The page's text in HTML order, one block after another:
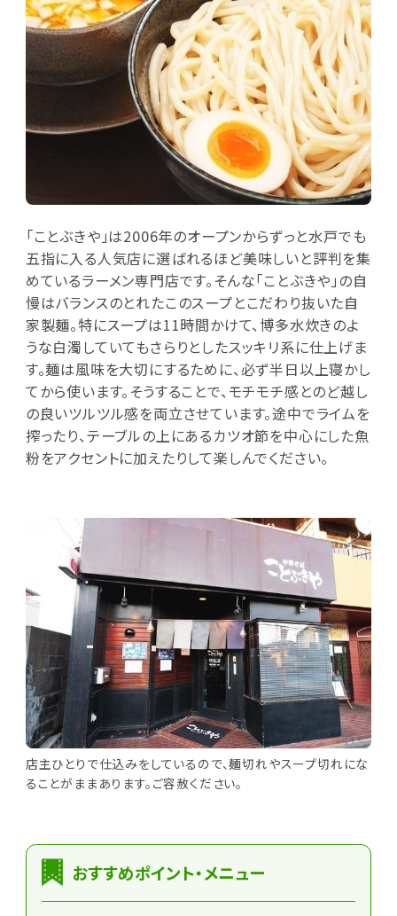
「ことぶきや」は2006年のオープンからずっと水戸でも
五指に入る人気店に選ばれるほど美味しいと評判を集
めているラーメン専門店です。そんな「ことぶきや」の自
慢はバランスのとれたこのスープとこだわり抜いた自
家製麺。特にスープは11時間かけて、博多水炊きのよ
うな白濁していてもさらりとしたスッキリ系に仕上げま
す。麺は風味を大切にするために、必ず半日以上寝かし
てから使います。そうすることで、モチモチ感とのど越し
の良いツルツル感を両立させています。途中でライムを
搾ったり、テーブルの上にあるカツオ節を中心にした魚
粉をアクセントに加えたりして楽しんでください。
店主ひとりで仕込みをしているので、麺切れやスープ切れにな
ることがままあります。ご容赦ください。
おすすめポイント・メニュー